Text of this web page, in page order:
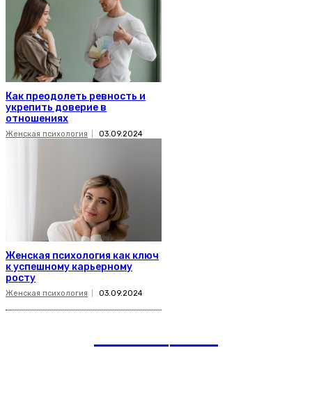
Как преодолеть ревность и
укрепить доверие в
отношениях
Женская психология 03.09.2024
Женская психология как ключ
к успешному карьерному
росту
Женская психология 03.09.2024